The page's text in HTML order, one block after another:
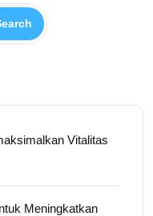
Vitalitas
Meningkatkan